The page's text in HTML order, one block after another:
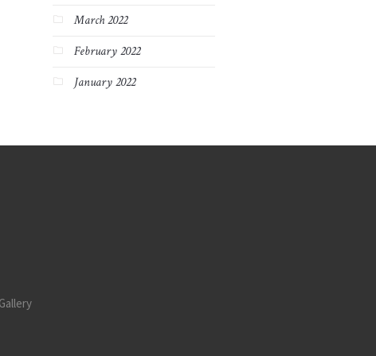
March 2022
February 2022
January 2022